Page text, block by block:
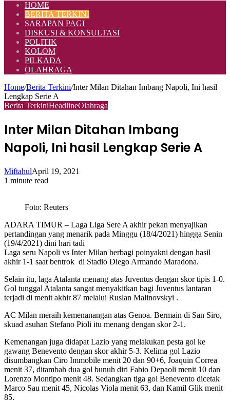
HOME
BERITA TERKINI
SARAPAN PAGI
DISKUSI & KONSULTASI
POLITIK
KOLOM
PILKADA
OLAHRAGA
Home/Berita Terkini/Inter Milan Ditahan Imbang Napoli, Ini hasil
Lengkap Serie A
Berita TerkiniHeadlineOlahraga
Inter Milan Ditahan Imbang
Napoli, Ini hasil Lengkap Serie A
MiftahulApril 19, 2021
1 minute read
Foto: Reuters
ADARA TIMUR – Laga Liga Sere A akhir pekan menyajikan
pertandingan yang menarik pada Minggu (18/4/2021) hingga Senin
(19/4/2021) dini hari tadi
Laga seru Napoli vs Inter Milan berbagi poinyakni dengan hasil
akhir 1-1 saat bentrok di Stadio Diego Armando Maradona.
Selain itu, laga Atalanta menang atas Juventus dengan skor tipis 1-0.
Gol tunggal Atalanta sangat menyakitkan bagi Juventus lantaran
terjadi di menit akhir 87 melalui Ruslan Malinovskyi .
AC Milan meraih kemenanangan atas Genoa. Bermain di San Siro,
skuad asuhan Stefano Pioli itu menang dengan skor 2-1.
Kemenangan juga didapat Lazio yang melakukan pesta gol ke
gawang Benevento dengan skor akhir 5-3. Kelima gol Lazio
disumbangkan Ciro Immobile menit 20 dan 90+6, Joaquin Correa
menit 37, ditambah dua gol bunuh diri Fabio Depaoli menit 10 dan
Lorenzo Montipo menit 48. Sedangkan tiga gol Benevento dicetak
Marco Sau menit 45, Nicolas Viola menit 63, dan Kamil Glik menit
85.